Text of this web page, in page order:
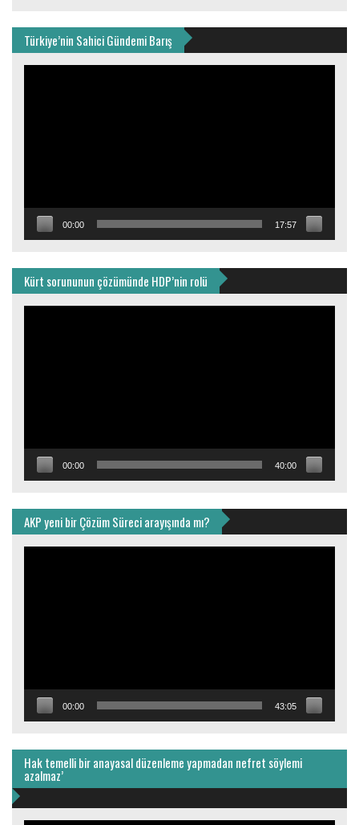
Türkiye’nin Sahici Gündemi Barış
00:00 17:57
Kürt sorununun çözümünde HDP’nin rolü
00:00 40:00
AKP yeni bir Çözüm Süreci arayışında mı?
00:00 43:05
Hak temelli bir anayasal düzenleme yapmadan nefret söylemi
azalmaz’